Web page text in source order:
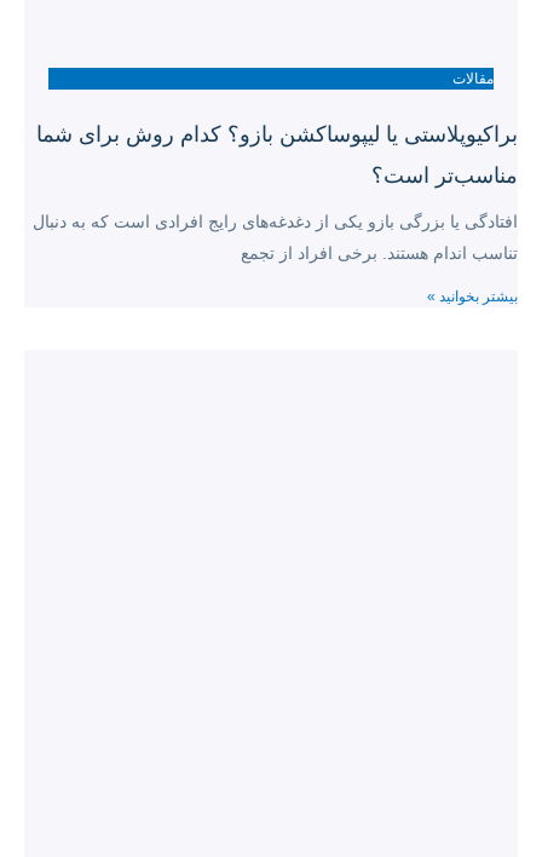
مقالات
براکیوپلاستی یا لیپوساکشن بازو؟ کدام روش برای شما
مناسب‌تر است؟
افتادگی یا بزرگی بازو یکی از دغدغه‌های رایج افرادی است که به دنبال
تناسب اندام هستند. برخی افراد از تجمع
بیشتر بخوانید »